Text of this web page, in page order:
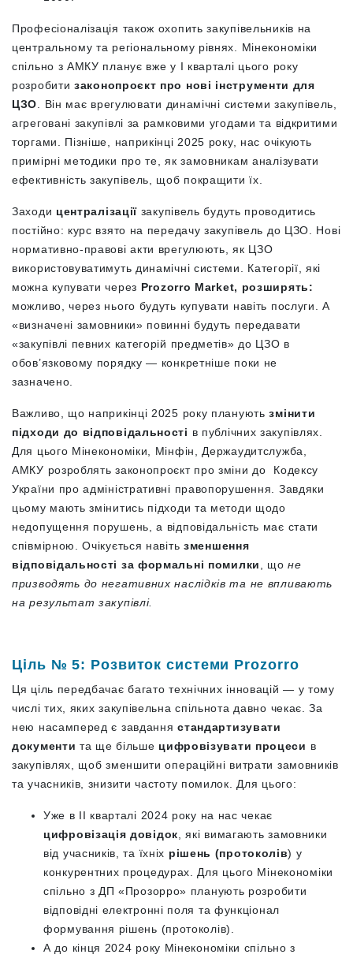
Професіоналізація також охопить закупівельників на
центральному та регіональному рівнях. Мінекономіки
спільно з АМКУ планує вже у I кварталі цього року
розробити законопроєкт про нові інструменти для
ЦЗО . Він має врегулювати динамічні системи закупівель,
агреговані закупівлі за рамковими угодами та відкритими
торгами. Пізніше, наприкінці 2025 року, нас очікують
примірні методики про те, як замовникам аналізувати
ефективність закупівель, щоб покращити їх.
Заходи централізації закупівель будуть проводитись
постійно: курс взято на передачу закупівель до ЦЗО. Нові
нормативно-правові акти врегулюють, як ЦЗО
використовуватимуть динамічні системи. Категорії, які
можна купувати через Prozorro Market, розширять:
можливо, через нього будуть купувати навіть послуги. А
«визначені замовники» повинні будуть передавати
«закупівлі певних категорій предметів» до ЦЗО в
обов’язковому порядку — конкретніше поки не
зазначено.
Важливо, що наприкінці 2025 року плануютьзмінити
підходи до відповідальності в публічних закупівлях.
Для цього Мінекономіки, Мінфін, Держаудитслужба,
АМКУ розроблять законопроєкт про зміни до Кодексу
України про адміністративні правопорушення. Завдяки
цьому мають змінитись підходи та методи щодо
недопущення порушень, а відповідальність має стати
співмірною. Очікується навіть зменшення
відповідальності за формальні помилки
, щоне
призводять до негативних наслідків та не впливають
на результат закупівлі.
Ціль № 5: Розвиток системи Prozorro
Ця ціль передбачає багато технічних інновацій — у тому
числі тих, яких закупівельна спільнота давно чекає. За
нею насамперед є завданнястандартизувати
документи та ще більше цифровізувати процеси в
закупівлях, щоб зменшити операційні витрати замовників
та учасників, знизити частоту помилок. Для цього:
Уже в ІІ кварталі 2024 року на нас чекає
цифровізація довідок , які вимагають замовники
від учасників, та їхніх рішень (протоколів) у
конкурентних процедурах. Для цього Мінекономіки
спільно з ДП «Прозорро» планують розробити
відповідні електронні поля та функціонал
формування рішень (протоколів).
А до кінця 2024 року Мінекономіки спільно з